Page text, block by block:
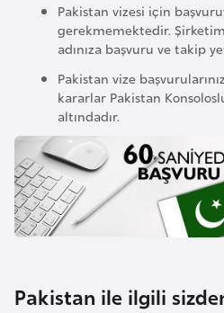
Pakistan vizesi için
gerekmemektedir.
adınıza başvuru ve takip
Pakistan vize
kararlar Pakistan
altındadır.
Pakistan ile ilgili
r
a
t
i
k
n